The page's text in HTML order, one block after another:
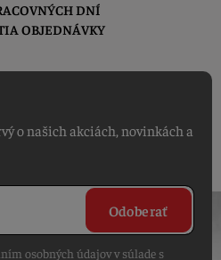
DNÍ
OBJEDNÁVKY
o našich akciách, novinkách a
Odoberať
osobných údajov v súlade s